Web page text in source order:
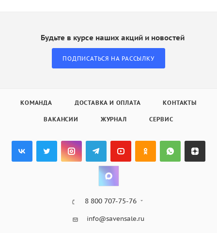
Будьте в курсе наших акций и новостей
ПОДПИСАТЬСЯ НА РАССЫЛКУ
КОМАНДА ДОСТАВКА И ОПЛАТА КОНТАКТЫ
ВАКАНСИИ ЖУРНАЛ СЕРВИС
8 800 707-75-76
info@savensale.ru